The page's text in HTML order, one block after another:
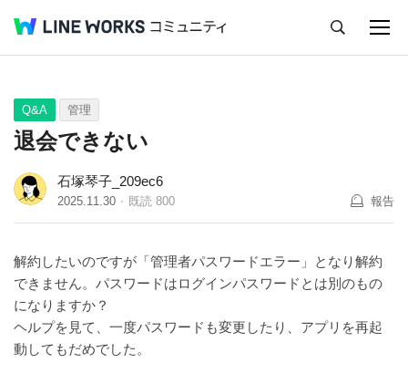
Q&A Tips Ideas
Q&A 管理
退会できない
石塚琴子_209ec6
2025.11.30 既読 800 報告
解約したいのですが「管理者パスワードエラー」となり解約
できません。パスワードはログインパスワードとは別のもの
になりますか？
ヘルプを見て、一度パスワードも変更したり、アプリを再起
動してもだめでした。